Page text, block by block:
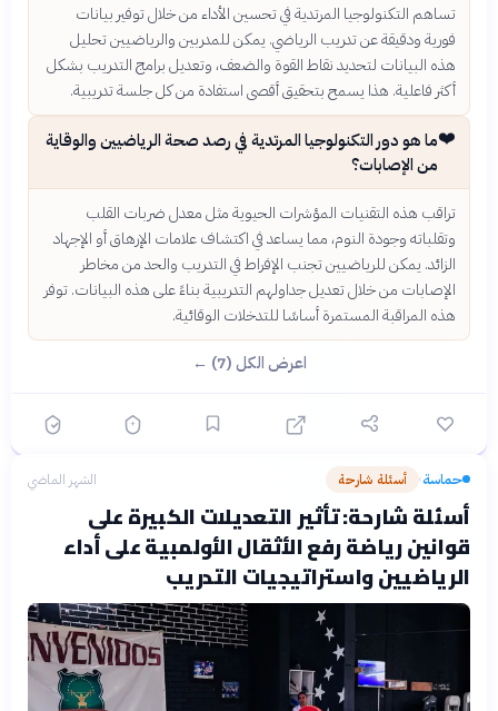
تساهم التكنولوجيا المرتدية في تحسين الأداء من خلال توفير بيانات
فورية ودقيقة عن تدريب الرياضي. يمكن للمدربين والرياضيين تحليل
هذه البيانات لتحديد نقاط القوة والضعف، وتعديل برامج التدريب بشكل
أكثر فاعلية. هذا يسمح بتحقيق أقصى استفادة من كل جلسة تدريبية.
❤️ما هو دور التكنولوجيا المرتدية في رصد صحة الرياضيين والوقاية
من الإصابات؟
تراقب هذه التقنيات المؤشرات الحيوية مثل معدل ضربات القلب
وتقلباته وجودة النوم، مما يساعد في اكتشاف علامات الإرهاق أو الإجهاد
الزائد. يمكن للرياضيين تجنب الإفراط في التدريب والحد من مخاطر
الإصابات من خلال تعديل جداولهم التدريبية بناءً على هذه البيانات. توفر
هذه المراقبة المستمرة أساسًا للتدخلات الوقائية.
اعرض الكل (7) ←
حماسة› أسئلة شارحة الشهر الماضي
أسئلة شارحة: تأثير التعديلات الكبيرة على
قوانين رياضة رفع الأثقال الأولمبية على أداء
الرياضيين واستراتيجيات التدريب